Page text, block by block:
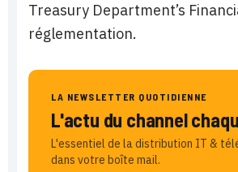
Treasury Department’s
réglementation.
LA NEWSLETTER QUOTIDIENNE
L'actu du channel
L'essentiel de la distribution IT &
dans votre boîte mail.